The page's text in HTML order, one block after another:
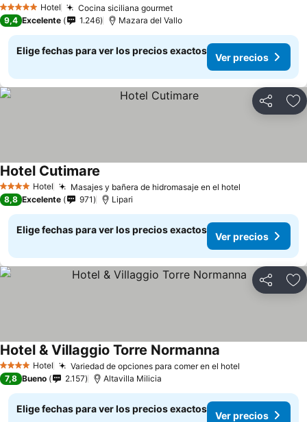
5 Estrellas Hotel Cocina siciliana gourmet
9,4 Excelente 1.246 Mazara del Vallo
Elige fechas para ver los precios exactos
Ver precios
Compartir
4 EstrellasHotel Masajes y bañera de hidromasaje en el hotel
Hotel Cutimare
8,8 Excelente 971 Lipari
Elige fechas para ver los precios exactos
Ver precios
Compartir
4 EstrellasHotel Variedad de opciones para comer en el hotel
Hotel & Villaggio Torre Normanna
7,8 Bueno 2.157 Altavilla Milicia
Elige fechas para ver los precios exactos
Ver precios